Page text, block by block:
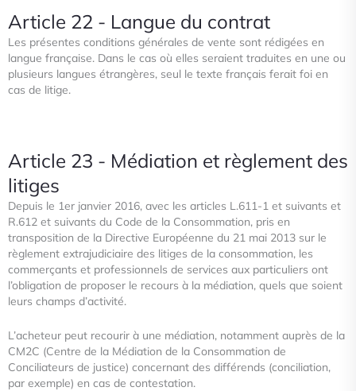
Article 22 - Langue du contrat
Les présentes conditions générales de vente sont rédigées en
langue française. Dans le cas où elles seraient traduites en une ou
plusieurs langues étrangères, seul le texte français ferait foi en
cas de litige.
Article 23 - Médiation et règlement des
litiges
Depuis le 1er janvier 2016, avec les articles L.611-1 et suivants et
R.612 et suivants du Code de la Consommation, pris en
transposition de la Directive Européenne du 21 mai 2013 sur le
règlement extrajudiciaire des litiges de la consommation, les
commerçants et professionnels de services aux particuliers ont
l’obligation de proposer le recours à la médiation, quels que soient
leurs champs d’activité.
L’acheteur peut recourir à une médiation, notamment auprès de la
CM2C (Centre de la Médiation de la Consommation de
Conciliateurs de justice) concernant des différends (conciliation,
par exemple) en cas de contestation.